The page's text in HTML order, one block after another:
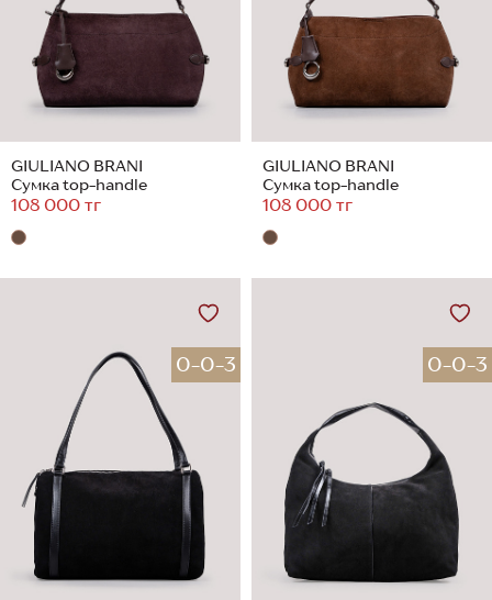
GIULIANO BRANI
Сумка top-handle
108 000 тг
GIULIANO BRANI
Сумка top-handle
108 000 тг
0-0-3 0-0-3